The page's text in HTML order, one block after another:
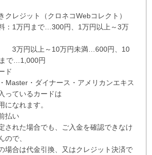
レジット（クロネコWebコレクト）
1万円まで…300円、 1万円以上～3万
10万円未満…600円
10
で…1,000円
ド
・ダイナース・アメリカンエキス
っているカードは
なれます。
払い
された場合でも、ご入金を確認できなけ
ので、
代金引換、又はクレジット決済で